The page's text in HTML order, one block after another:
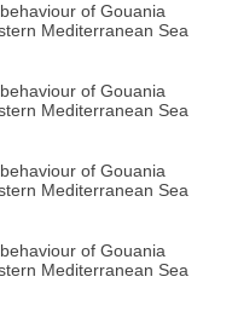
of Gouania
Mediterranean Sea
of Gouania
Mediterranean Sea
of Gouania
Mediterranean Sea
of Gouania
Mediterranean Sea